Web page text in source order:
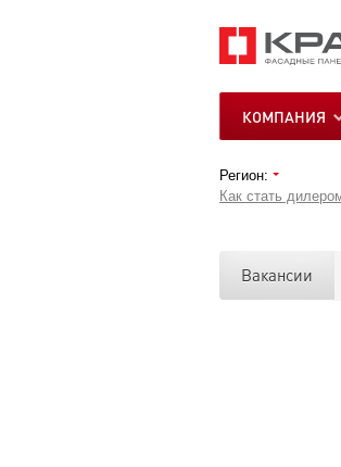
КОМПАНИЯ
Регион:
Как стать
Вакансии